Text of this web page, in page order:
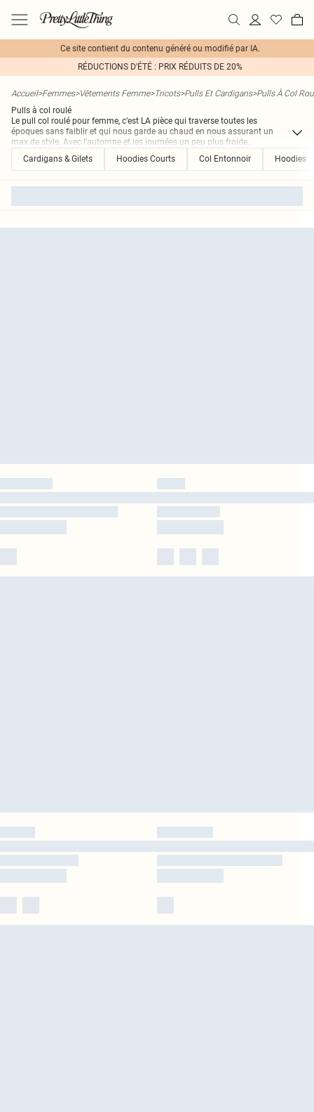
Ce site contient du contenu généré ou modifié par IA.
RÉDUCTIONS D'ÉTÉ : PRIX RÉDUITS DE 20%
Accueil>Femmes>Vêtements Femme>Tricots>Pulls Et Cardigans>Pulls À Col
Pulls à col roulé
Le pull col roulé pour femme, c’est LA pièce qui traverse toutes les
époques sans faiblir et qui nous garde au chaud en nous assurant un
max de style. Avec l’automne et les journées un peu plus froide...
Cardigans & Gilets
Hoodies Courts Col Entonnoir Hoodies